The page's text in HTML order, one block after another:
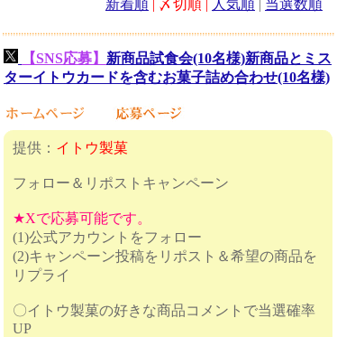
新着順 | 〆切順 | 人気順 | 当選数順
【SNS応募】 新商品試食会(10名様)新商品とミス
ターイトウカードを含むお菓子詰め合わせ(10名様)
提供： イトウ製菓
フォロー＆リポストキャンペーン
★Xで応募可能です。
(1)公式アカウントをフォロー
(2)キャンペーン投稿をリポスト＆希望の商品を
リプライ
〇イトウ製菓の好きな商品コメントで当選確率
UP